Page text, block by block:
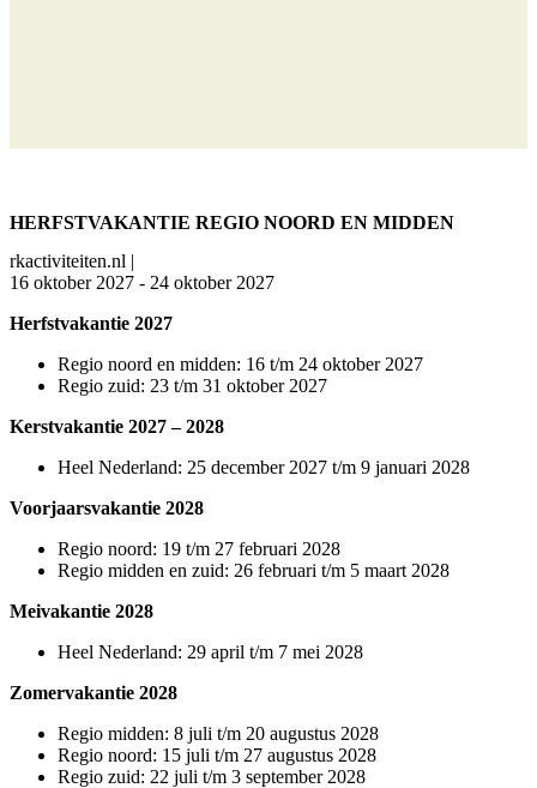
HERFSTVAKANTIE REGIO NOORD EN MIDDEN
rkactiviteiten.nl |
16 oktober 2027 - 24 oktober 2027
Herfstvakantie 2027
Regio noord en midden: 16 t/m 24 oktober 2027
Regio zuid: 23 t/m 31 oktober 2027
Kerstvakantie 2027 – 2028
Heel Nederland: 25 december 2027 t/m 9 januari 2028
Voorjaarsvakantie 2028
Regio noord: 19 t/m 27 februari 2028
Regio midden en zuid: 26 februari t/m 5 maart 2028
Meivakantie 2028
Heel Nederland: 29 april t/m 7 mei 2028
Zomervakantie 2028
Regio midden: 8 juli t/m 20 augustus 2028
Regio noord: 15 juli t/m 27 augustus 2028
Regio zuid: 22 juli t/m 3 september 2028